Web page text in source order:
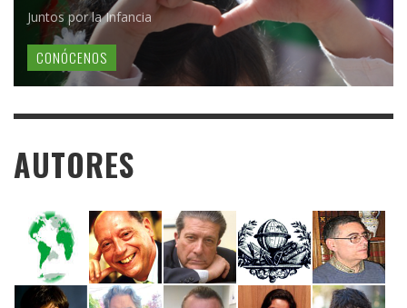
Juntos por la Infancia
CONÓCENOS
AUTORES